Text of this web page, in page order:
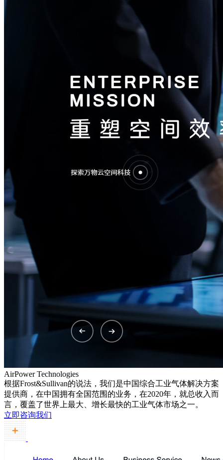
AirPower Technologies
根据Frost&Sullivan的说法，我们是中国综合工业气体解决方案
提供商，在中国拥有全国范围的业务，在2020年，就总收入而
言，覆盖了世界上最大、增长最快的工业气体市场之一。
立即咨询我们